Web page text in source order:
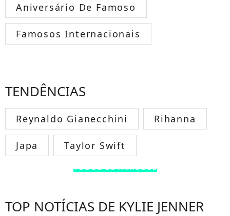
Aniversário De Famoso
Famosos Internacionais
TENDÊNCIAS
Reynaldo Gianecchini Rihanna
Japa Taylor Swift
TODOS OS FAMOSOS
TOP NOTÍCIAS DE KYLIE JENNER